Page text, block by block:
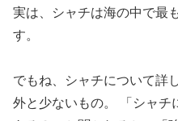
実は、シャチは海の中で最
す。
でもね、シャチについて詳
外と少ないもの。 「シャチ